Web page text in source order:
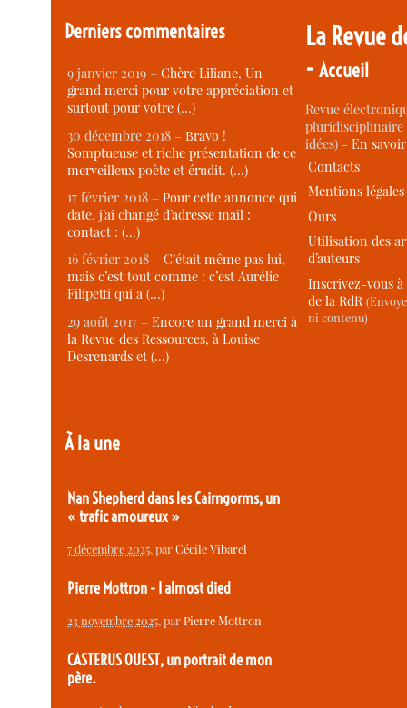
Derniers commentaires
9 janvier 2019 –Chère Liliane, Un
grand merci pour votre appréciation et
surtout pour votre (…)
30 décembre 2018 –Bravo !
Somptueuse et riche présentation de ce
merveilleux poète et érudit. (…)
17 février 2018 –Pour cette annonce qui
date, j’ai changé d’adresse mail :
contact : (…)
16 février 2018 –C’était même pas lui,
mais c’est tout comme : c’est Aurélie
Filipetti qui a (…)
29 août 2017 –Encore un grand merci à
la Revue des Ressources, à Louise
Desrenards et (…)
À la une
Nan Shepherd dans les Cairngorms, un
« trafic amoureux »
7 décembre 2025, parCécile Vibarel
Pierre Mottron - I almost died
23 novembre 2025, parPierre Mottron
CASTERUS OUEST, un portrait de mon
père.
La Revue
-Accueil
Revue
idées) -En
Contacts
Mentions légales
Ours
Utilisation des
d’auteurs
Inscrivez-vous
de la RdR
ni contenu)